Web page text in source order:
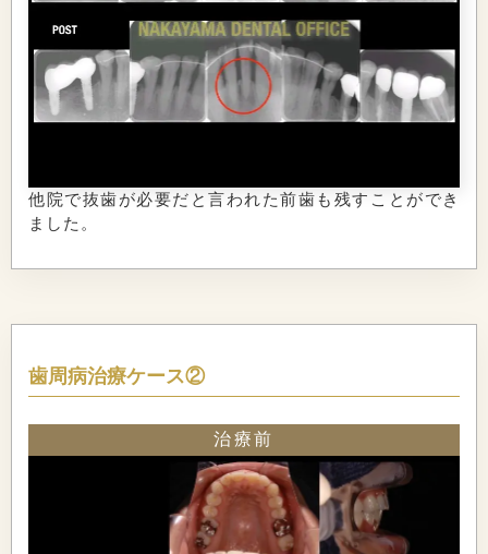
他院で抜歯が必要だと言われた前歯も残すことができ
ました。
歯周病治療ケース②
治療前